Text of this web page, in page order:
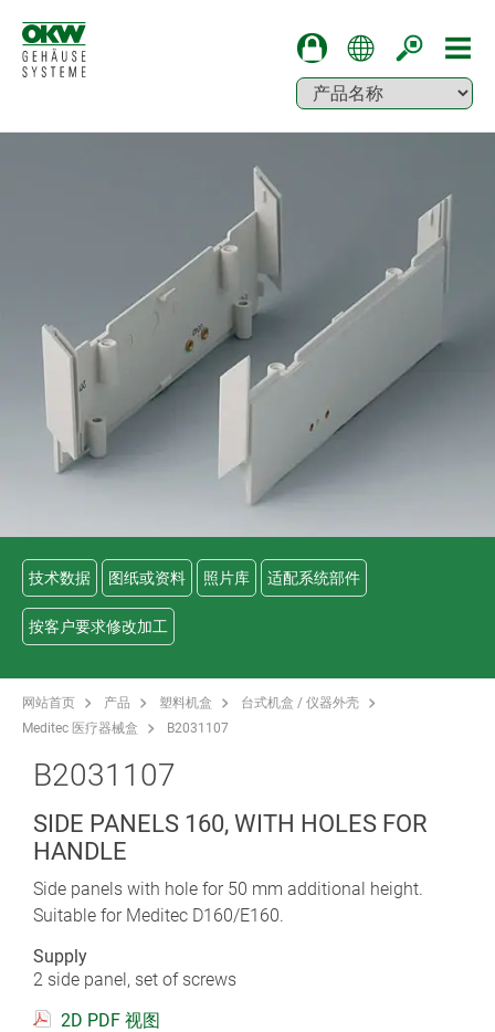
技术数据 图纸或资料 照片库 适配系统部件
按客户要求修改加工
网站首页 产品 塑料机盒
台式机盒 / 仪器外壳
Meditec 医疗器械盒
B2031107
B2031107
SIDE PANELS 160, WITH HOLES FOR
HANDLE
Side panels with hole for 50 mm additional height.
Suitable for Meditec D160/E160.
Supply
2 side panel, set of screws
2D PDF 视图